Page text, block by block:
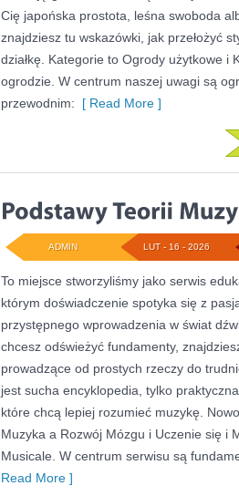
Cię japońska prostota, leśna swoboda
znajdziesz tu wskazówki, jak przełożyć
działkę. Kategorie to Ogrody użytkowe i
ogrodzie. W centrum naszej uwagi są
przewodnim: [ Read More ]
LUT - 16 - 2026
ADMIN
To miejsce stworzyliśmy jako serwis
którym doświadczenie spotyka się z
przystępnego wprowadzenia w świat
chcesz odświeżyć fundamenty,
prowadzące od prostych rzeczy do
jest sucha encyklopedia, tylko
które chcą lepiej rozumieć muzykę.
Muzyka a Rozwój Mózgu i Uczenie się i
Musicale. W centrum serwisu są
Read More ]